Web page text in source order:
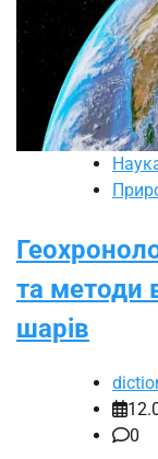
та методи
шарів
0